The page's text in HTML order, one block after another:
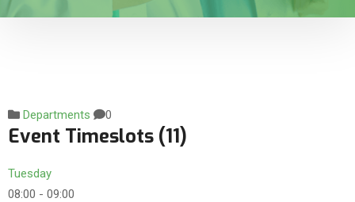
Departments 0
Event Timeslots (11)
Tuesday
08:00 - 09:00